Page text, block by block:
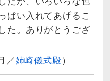
ぱい入れてあげるこ
た。ありがとうござ
／姉崎儀式殿）